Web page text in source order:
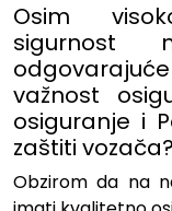
Osim
važnost
osiguranje i
zaštiti vozača?
Obzirom da na